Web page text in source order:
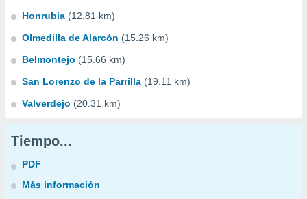
Honrubia (12.81 km)
Olmedilla de Alarcón (15.26 km)
Belmontejo (15.66 km)
San Lorenzo de la Parrilla (19.11 km)
Valverdejo (20.31 km)
Tiempo...
PDF
Más información